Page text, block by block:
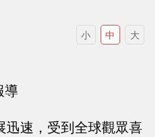
小 中 大
導
迅速，受到全球觀眾喜